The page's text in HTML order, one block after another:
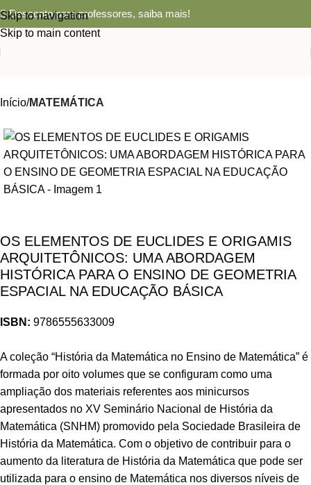
Skip to navigation
Skip to main content
Desconto para professores, saiba mais!
Início MATEMÁTICA
OS ELEMENTOS DE EUCLIDES E ORIGAMIS
ARQUITETÔNICOS: UMA ABORDAGEM
HISTÓRICA PARA O ENSINO DE GEOMETRIA
ESPACIAL NA EDUCAÇÃO BÁSICA
ISBN: 9786555633009
A coleção “História da Matemática no Ensino de Matemática” é
formada por oito volumes que se configuram como uma
ampliação dos materiais referentes aos minicursos
apresentados no XV Seminário Nacional de História da
Matemática (SNHM) promovido pela Sociedade Brasileira de
História da Matemática. Com o objetivo de contribuir para o
aumento da literatura de História da Matemática que pode ser
utilizada para o ensino de Matemática nos diversos níveis de